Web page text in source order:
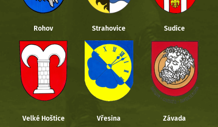
Rohov Strahovice Sudice
Velké Hoštice Vřesina Závada